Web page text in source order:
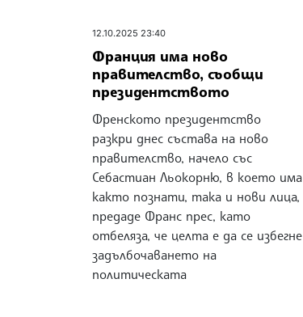
12.10.2025 23:40
Франция има ново
правителство, съобщи
президентството
Френското президентство
разкри днес състава на ново
правителство, начело със
Себастиан Льокорню, в което има
както познати, така и нови лица,
предаде Франс прес, като
отбеляза, че целта е да се избегне
задълбочаването на
политическата